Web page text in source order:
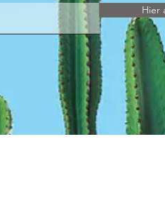
Hier